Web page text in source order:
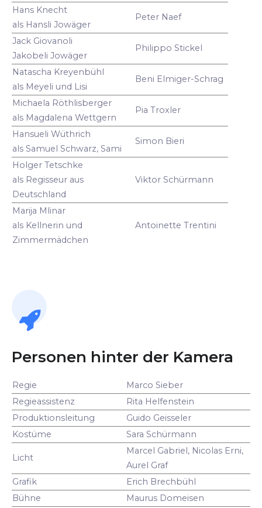
Hans Knecht
als Hansli Jowäger
Peter Naef
Jack Giovanoli
Jakobeli Jowäger
Philippo Stickel
Natascha Kreyenbühl
als Meyeli und Lisi
Beni Elmiger-Schrag
Michaela Röthlisberger
als Magdalena Wettgern
Pia Troxler
Hansueli Wüthrich
als Samuel Schwarz, Sami
Simon Bieri
Holger Tetschke
als Regisseur aus
Deutschland
Viktor Schürmann
Marija Mlinar
als Kellnerin und
Zimmermädchen
Antoinette Trentini
Personen hinter der Kamera
Regie
Marco Sieber
Regieassistenz
Rita Helfenstein
Produktionsleitung
Guido Geisseler
Kostüme
Sara Schürmann
Licht
Marcel Gabriel, Nicolas Erni,
Aurel Graf
Grafik
Erich Brechbühl
Bühne
Maurus Domeisen